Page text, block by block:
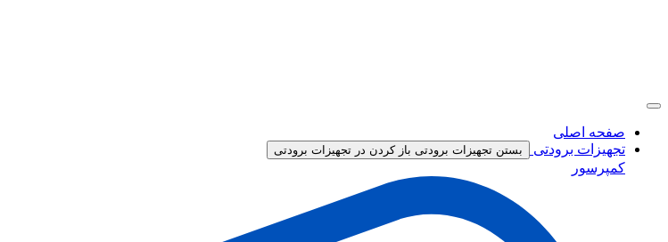
صفحه اصلی
تجهیزات برودتی
بستن تجهیزات برودتی باز کردن در تجهیزات برودتی
کمپرسور